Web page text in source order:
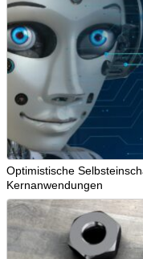
Optimistische
Kernanwendungen